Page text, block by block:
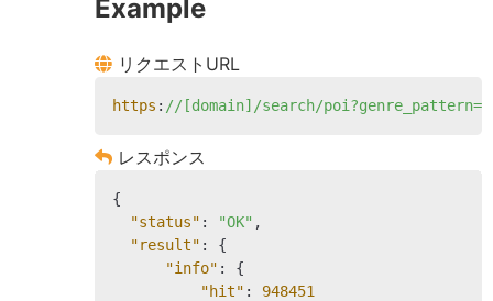
Example
リクエストURL
https : //[domain]/search/
レスポンス
{
"status" : "OK" ,
"result" : {
"info" : {
"hit" : 948451